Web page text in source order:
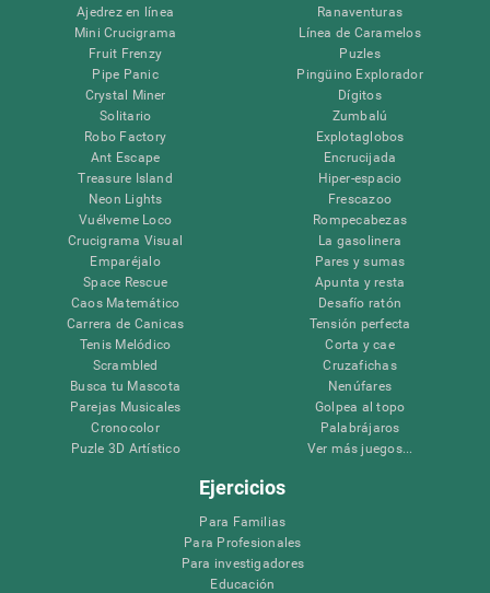
Ajedrez en línea
Mini Crucigrama
Fruit Frenzy
Pipe Panic
Crystal Miner
Solitario
Robo Factory
Ant Escape
Treasure Island
Neon Lights
Vuélveme Loco
Crucigrama Visual
Emparéjalo
Space Rescue
Caos Matemático
Carrera de Canicas
Tenis Melódico
Scrambled
Busca tu Mascota
Parejas Musicales
Cronocolor
Puzle 3D Artístico
Ranaventuras
Línea de Caramelos
Puzles
Pingüino Explorador
Dígitos
Zumbalú
Explotaglobos
Encrucijada
Hiper-espacio
Frescazoo
Rompecabezas
La gasolinera
Pares y sumas
Apunta y resta
Desafío ratón
Tensión perfecta
Corta y cae
Cruzafichas
Nenúfares
Golpea al topo
Palabrájaros
Ver más juegos...
Ejercicios
Para Familias
Para Profesionales
Para investigadores
Educación